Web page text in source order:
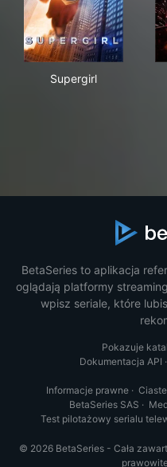
Supergirl
BetaSeries to aplikacja
oglądają platformy
wpisz seriale, które
Pokazuje
Dokumentacja API ·
Informacje prawne·
BetaSeries SAS ·
Test pilotażowy serialu
© 2026 BetaSeries - Cała